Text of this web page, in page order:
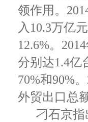
领作用。
入10.3万亿
12.6%。
分别达1.4亿
70%和90%
外贸出口总
刁石京指